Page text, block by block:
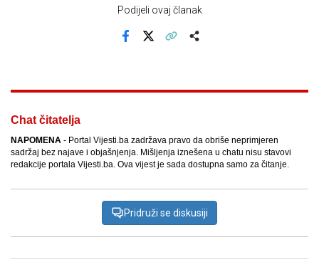
Podijeli ovaj članak
Chat čitatelja
NAPOMENA - Portal Vijesti.ba zadržava pravo da obriše neprimjeren
sadržaj bez najave i objašnjenja. Mišljenja iznešena u chatu nisu stavovi
redakcije portala Vijesti.ba. Ova vijest je sada dostupna samo za čitanje.
Pridruži se diskusiji